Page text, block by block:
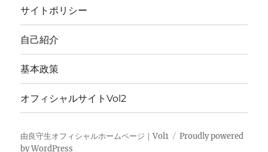
サイトポリシー
自己紹介
基本政策
オフィシャルサイトVol2
由良守生オフィシャルホームページ｜Vol1
Proudly powered
by WordPress